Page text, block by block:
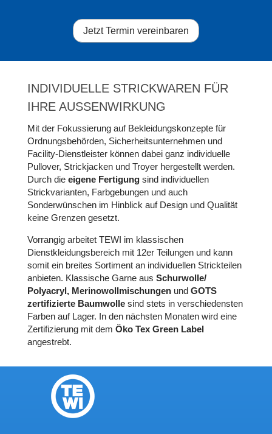
Jetzt Termin vereinbaren
INDIVIDUELLE STRICKWAREN FÜR
IHRE AUSSENWIRKUNG
Mit der Fokussierung auf Bekleidungskonzepte für
Ordnungsbehörden, Sicherheitsunternehmen und
Facility-Dienstleister können dabei ganz individuelle
Pullover, Strickjacken und Troyer hergestellt werden.
Durch die eigene Fertigungsind individuellen
Strickvarianten, Farbgebungen und auch
Sonderwünschen im Hinblick auf Design und Qualität
keine Grenzen gesetzt.
Vorrangig arbeitet TEWI im klassischen
Dienstkleidungsbereich mit 12er Teilungen und kann
somit ein breites Sortiment an individuellen Strickteilen
anbieten. Klassische Garne aus Schurwolle/
Polyacryl, Merinowollmischungenund GOTS
zertifizierte Baumwollesind stets in verschiedensten
Farben auf Lager. In den nächsten Monaten wird eine
Zertifizierung mit dem Öko Tex Green Label
angestrebt.